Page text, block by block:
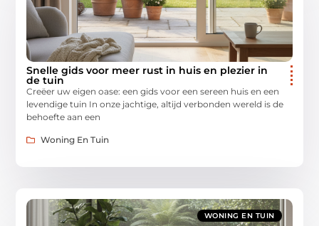
Snelle gids voor meer rust in huis en plezier in
de tuin
Creëer uw eigen oase: een gids voor een sereen huis en een
levendige tuin In onze jachtige, altijd verbonden wereld is de
behoefte aan een
Woning En Tuin
WONING EN TUIN